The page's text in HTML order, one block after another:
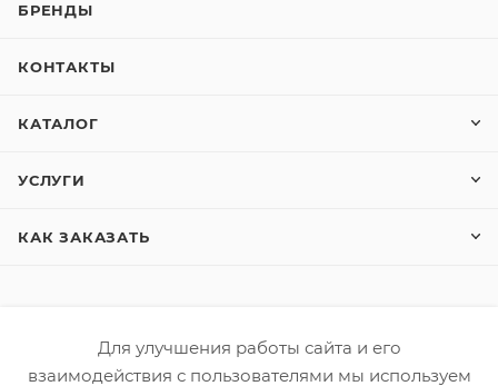
БРЕНДЫ
КОНТАКТЫ
КАТАЛОГ
УСЛУГИ
КАК ЗАКАЗАТЬ
Для улучшения работы сайта и его
взаимодействия с пользователями мы используем